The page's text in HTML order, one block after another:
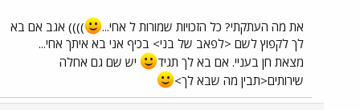
את מה העתקתי? כל הזכויות שמורות ל אחי...
)))) אגב אם בא
לך לקפוץ לשם <לפאב של בני> בכיף אני בא איתך אחי...
מצאת חן בעניי. אם בא לך תגיד
יש שם גם אחלה
שירותים<תבין מה שבא לך>